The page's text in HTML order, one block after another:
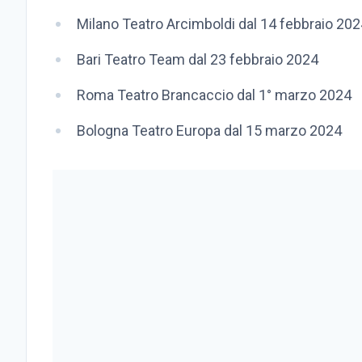
Milano Teatro Arcimboldi dal 14 febbraio
Bari Teatro Team dal 23 febbraio 2024
Roma Teatro Brancaccio dal 1° marzo 2024
Bologna Teatro Europa dal 15 marzo 2024